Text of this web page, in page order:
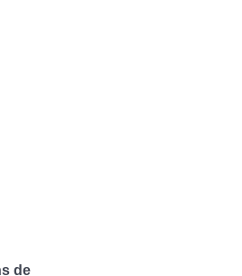
de